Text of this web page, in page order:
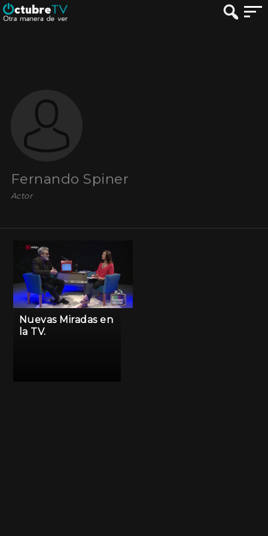
Fernando Spiner
Actor
Nuevas Miradas en
la TV.